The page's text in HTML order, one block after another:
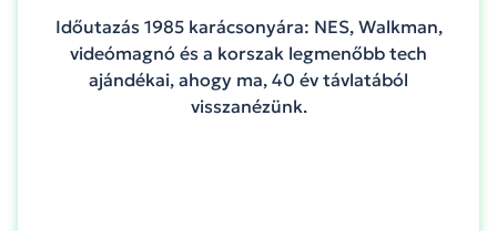
Időutazás 1985 karácsonyára: NES, Walkman,
videómagnó és a korszak legmenőbb tech
ajándékai, ahogy ma, 40 év távlatából
visszanézünk.